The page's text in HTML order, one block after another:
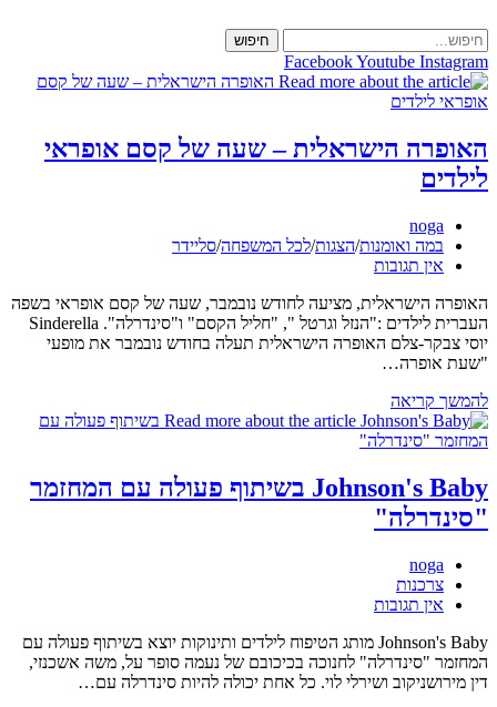
to
content
חיפוש
FacebookYoutube Instagram
האופרה הישראלית – שעה של קסם אופראי
לילדים
מחבר:
noga
קטגוריה:
במה ואומנות/הצגות/לכל המשפחה/סליידר
תגובות:
אין תגובות
האופרה הישראלית, מציעה לחודש נובמבר, שעה של קסם אופראי בשפה
העברית לילדים :"הנזל וגרטל ", "חליל הקסם" ו"סינדרלה". Sinderella
יוסי צבקר-צלם האופרה הישראלית תעלה בחודש נובמבר את מופעי
"שעת אופרה…
להמשך קריאההאופרה
הישראלית
–
קסם
אופראי
Johnson's Baby בשיתוף פעולה עם המחזמר
"סינדרלה"
מחבר:
noga
קטגוריה:
צרכנות
תגובות:
אין תגובות
Johnson's Baby מותג הטיפוח לילדים ותינוקות יוצא בשיתוף פעולה עם
המחזמר "סינדרלה" לחנוכה בכיכובם של נעמה סופר על, משה אשכנזי,
דין מירושניקוב ושירלי לוי. כל אחת יכולה להיות סינדרלה עם…